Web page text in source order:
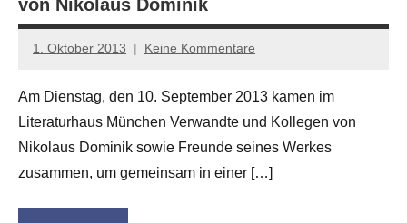
von Nikolaus Dominik
1. Oktober 2013
Anton
Leitner
Keine Kommentare
Am Dienstag, den 10. September 2013 kamen im
Literaturhaus München Verwandte und Kollegen von
Nikolaus Dominik sowie Freunde seines Werkes
zusammen, um gemeinsam in einer […]